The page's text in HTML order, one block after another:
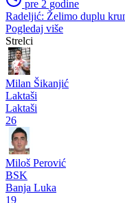
Druge lige
pre 2 godine
Razišli se Stokić i Modriča
Prva liga RS
pre 2 godine
Krenuli i Laktaši, trofeji na